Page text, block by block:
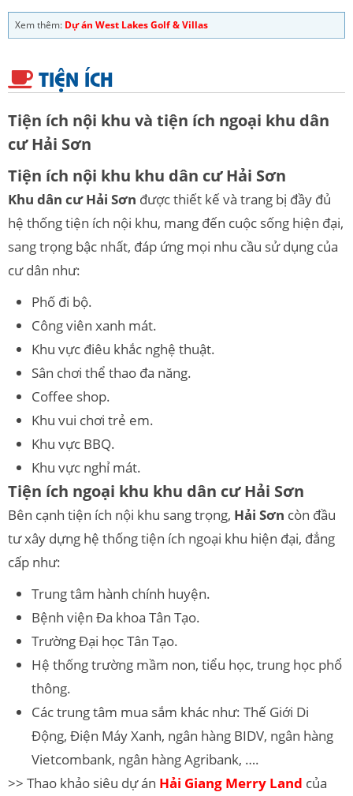
Xem thêm: Dự án West Lakes Golf & Villas
TIỆN ÍCH
Tiện ích nội khu và tiện ích ngoại khu dân
cư Hải Sơn
Tiện ích nội khu khu dân cư Hải Sơn
Khu dân cư Hải Sơn được thiết kế và trang bị đầy đủ
hệ thống tiện ích nội khu, mang đến cuộc sống hiện đại,
sang trọng bậc nhất, đáp ứng mọi nhu cầu sử dụng của
cư dân như:
Phố đi bộ.
Công viên xanh mát.
Khu vực điêu khắc nghệ thuật.
Sân chơi thể thao đa năng.
Coffee shop.
Khu vui chơi trẻ em.
Khu vực BBQ.
Khu vực nghỉ mát.
Tiện ích ngoại khu khu dân cư Hải Sơn
Bên cạnh tiện ích nội khu sang trọng, Hải Sơn còn đầu
tư xây dựng hệ thống tiện ích ngoại khu hiện đại, đẳng
cấp như:
Trung tâm hành chính huyện.
Bệnh viện Đa khoa Tân Tạo.
Trường Đại học Tân Tạo.
Hệ thống trường mầm non, tiểu học, trung học phổ
thông.
Các trung tâm mua sắm khác như: Thế Giới Di
Động, Điện Máy Xanh, ngân hàng BIDV, ngân hàng
Vietcombank, ngân hàng Agribank, ….
>> Thao khảo siêu dự án Hải Giang Merry Land của